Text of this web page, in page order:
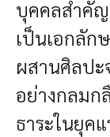
บุคคลสำคั
เป็นเอกลัก
ผสานศิลปะ
อย่างกลมก
ธาระในยุค